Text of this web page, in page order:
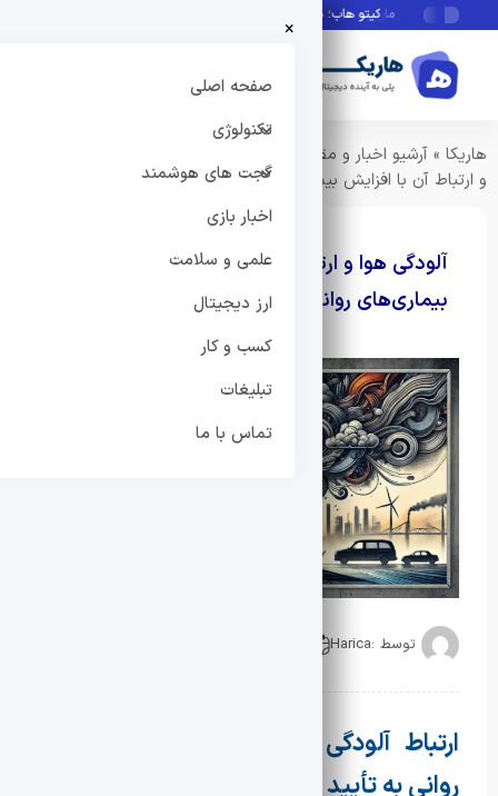
مارکیتو هاب؛ دستیار هوشمند فروشندگان دیجی‌کالا
×
صفحه اصلی
تکنولوژی
گجت های هوشمند
اخبار بازی
علمی و سلامت
ارز دیجیتال
کسب و کار
تبلیغات
تماس با ما
هاریکا » آرشیو اخبار و مقالات
و ارتباط آن با افزایش بیماری‌های روانی
آلودگی هوا و ارتباط آن با افزایش
بیماری‌های روانی
توسط :Harica
ارتباط آلودگی هوا با افزایش بیماری‌های
روانی به تأیید محققان اسکاتلندی